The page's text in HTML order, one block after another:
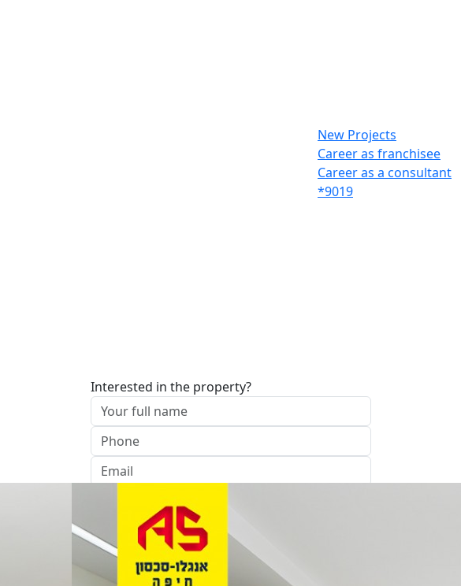
New Projects
Career as franchisee
Career as a consultant
*9019
Interested in the property?